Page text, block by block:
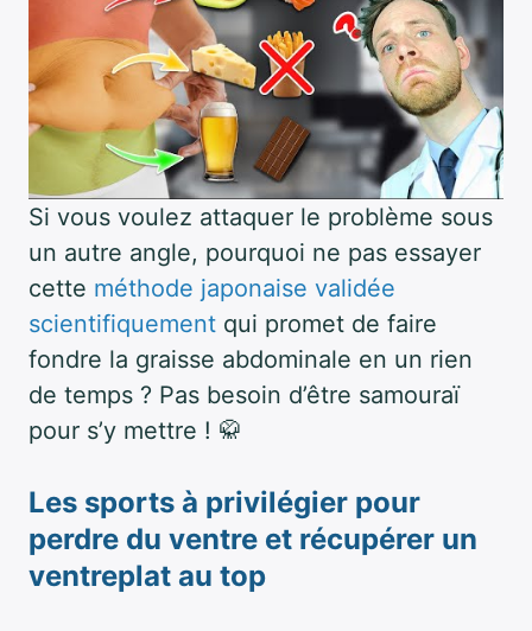
Si vous voulez attaquer le problème sous
un autre angle, pourquoi ne pas essayer
cette méthode japonaise validée
scientifiquement qui promet de faire
fondre la graisse abdominale en un rien
de temps ? Pas besoin d’être samouraï
pour s’y mettre ! 🥋
Les sports à privilégier pour
perdre du ventre et récupérer un
ventreplat au top